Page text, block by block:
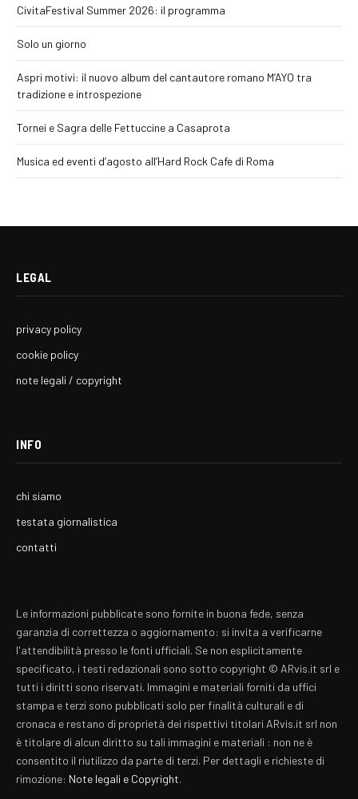
CivitaFestival Summer 2026: il programma
Solo un giorno
Aspri motivi: il nuovo album del cantautore romano M’AYO tra
tradizione e introspezione
Tornei e Sagra delle Fettuccine a Casaprota
Musica ed eventi d’agosto all’Hard Rock Cafe di Roma
LEGAL
privacy policy
cookie policy
note legali / copyright
INFO
chi siamo
testata giornalistica
contatti
Le informazioni pubblicate sono fornite in buona fede, senza
garanzia di correttezza o aggiornamento: si invita a verificarne
l'attendibilità presso le fonti ufficiali. Se non esplicitamente
specificato, i testi redazionali sono sotto copyright © ARvis.it srl e
tutti i diritti sono riservati. Immagini e materiali forniti da uffici
stampa e terzi sono pubblicati solo per finalità culturali e di
cronaca e restano di proprietà dei rispettivi titolari ARvis.it srl non
è titolare di alcun diritto su tali immagini e materiali : non ne è
consentito il riutilizzo da parte di terzi. Per dettagli e richieste di
rimozione: Note legali e Copyright.